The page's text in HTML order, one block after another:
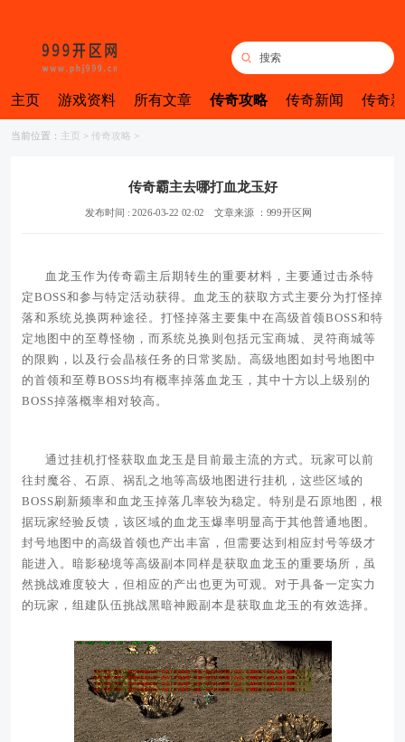
主页 游戏资料 所有文章 传奇攻略 传奇新闻 传奇
当前位置： 主页 > 传奇攻略 >
传奇霸主去哪打血龙玉好
发布时间 : 2026-03-22 02:02 文章来源 ：999开区网
血龙玉作为传奇霸主后期转生的重要材料，主要通过击杀特
定BOSS和参与特定活动获得。血龙玉的获取方式主要分为打怪掉
落和系统兑换两种途径。打怪掉落主要集中在高级首领BOSS和特
定地图中的至尊怪物，而系统兑换则包括元宝商城、灵符商城等
的限购，以及行会晶核任务的日常奖励。高级地图如封号地图中
的首领和至尊BOSS均有概率掉落血龙玉，其中十方以上级别的
BOSS掉落概率相对较高。
通过挂机打怪获取血龙玉是目前最主流的方式。玩家可以前
往封魔谷、石原、祸乱之地等高级地图进行挂机，这些区域的
BOSS刷新频率和血龙玉掉落几率较为稳定。特别是石原地图，根
据玩家经验反馈，该区域的血龙玉爆率明显高于其他普通地图。
封号地图中的高级首领也产出丰富，但需要达到相应封号等级才
能进入。暗影秘境等高级副本同样是获取血龙玉的重要场所，虽
然挑战难度较大，但相应的产出也更为可观。对于具备一定实力
的玩家，组建队伍挑战黑暗神殿副本是获取血龙玉的有效选择。